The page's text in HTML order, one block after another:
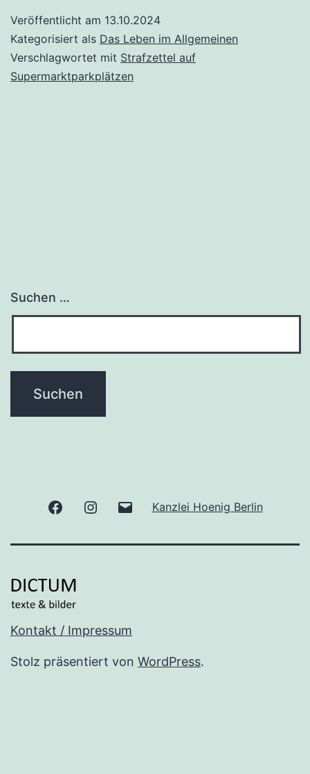
Veröffentlicht am 13.10.2024
Kategorisiert als Das Leben im Allgemeinen
Verschlagwortet mit Strafzettel auf
Supermarktparkplätzen
Suchen …
FacebookInstagram Kanzlei Hoenig Berlin
Kontakt / Impressum
Stolz präsentiert von WordPress.